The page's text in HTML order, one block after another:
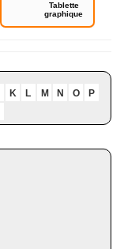
Tablette
graphique
K L M N O
P